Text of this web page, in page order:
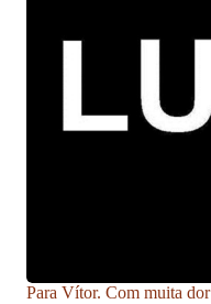
Para Vítor. Com muita dor